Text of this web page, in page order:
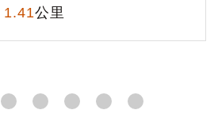
1.41公里